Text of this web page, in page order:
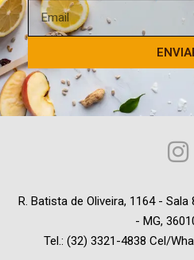
R. Batista de Oliveira, 1164 -
- MG,
Tel.: (32) 3321-4838 Cel/